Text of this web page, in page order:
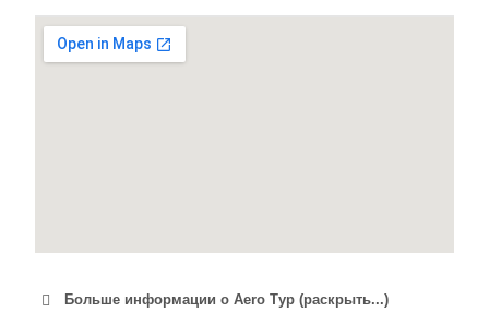
Больше информации о Aero Тур (раскрыть...)